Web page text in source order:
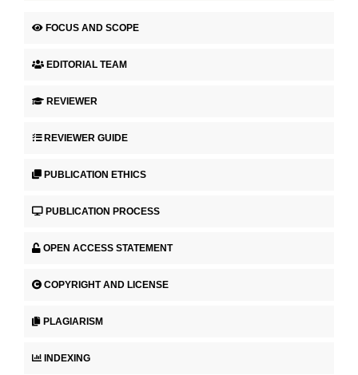
FOCUS AND SCOPE
EDITORIAL TEAM
REVIEWER
REVIEWER GUIDE
PUBLICATION ETHICS
PUBLICATION PROCESS
OPEN ACCESS STATEMENT
COPYRIGHT AND LICENSE
PLAGIARISM
INDEXING